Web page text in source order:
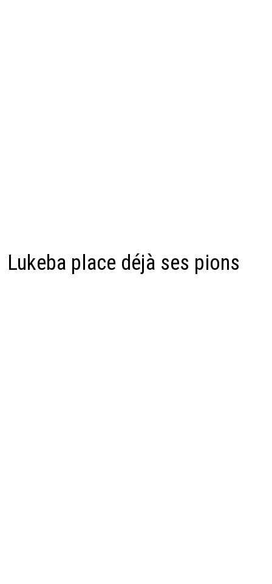
Lukeba place déjà ses pions